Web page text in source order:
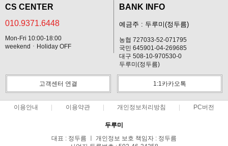
CS CENTER
010.9371.6448
Mon-Fri 10:00-18:00
weekendㆍHoliday OFF
BANK INFO
예금주 : 두루미(정두름)
농협 727033-52-071795
국민 645901-04-269685
대구 508-10-970530-0
두루미(정두름)
고객센터 연결 1:1카카오톡
이용안내 이용약관 개인정보처리방침 PC버전
두루미
대표 : 정두름 ㅣ 개인정보 보호 책임자 : 정두름